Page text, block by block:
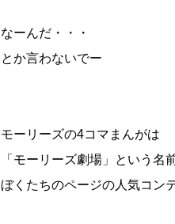
なーんだ・・・
とか言わないでー
モーリーズの4コマまんがは
「モーリーズ劇場」という名
ぼくたちのページの人気コン